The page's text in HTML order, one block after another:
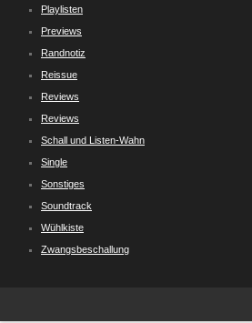
Playlisten
Previews
Randnotiz
Reissue
Reviews
Reviews
Schall und Listen-Wahn
Single
Sonstiges
Soundtrack
Wühlkiste
Zwangsbeschallung